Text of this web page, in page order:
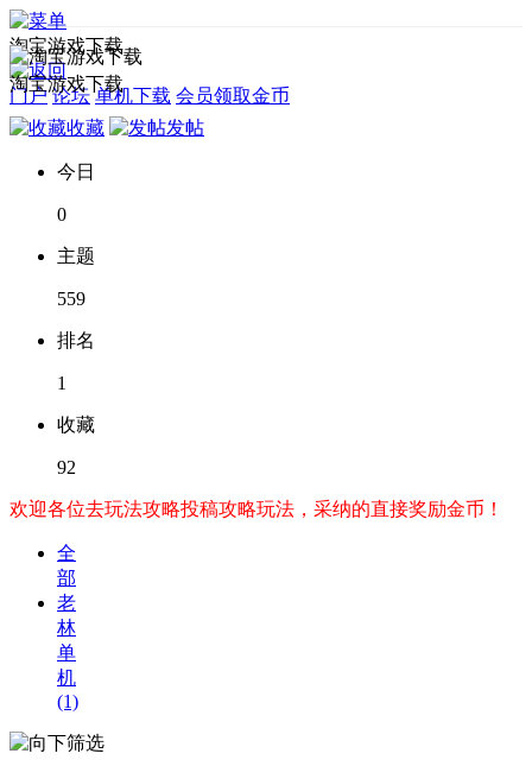
淘宝游戏下载
门户 论坛 单机下载 会员领取金币
淘宝游戏下载
收藏 发帖
今日
0
主题
559
排名
1
收藏
92
欢迎各位去玩法攻略投稿攻略玩法，采纳的直接奖励金币！
全
部
老
林
单
机
(1)
筛选